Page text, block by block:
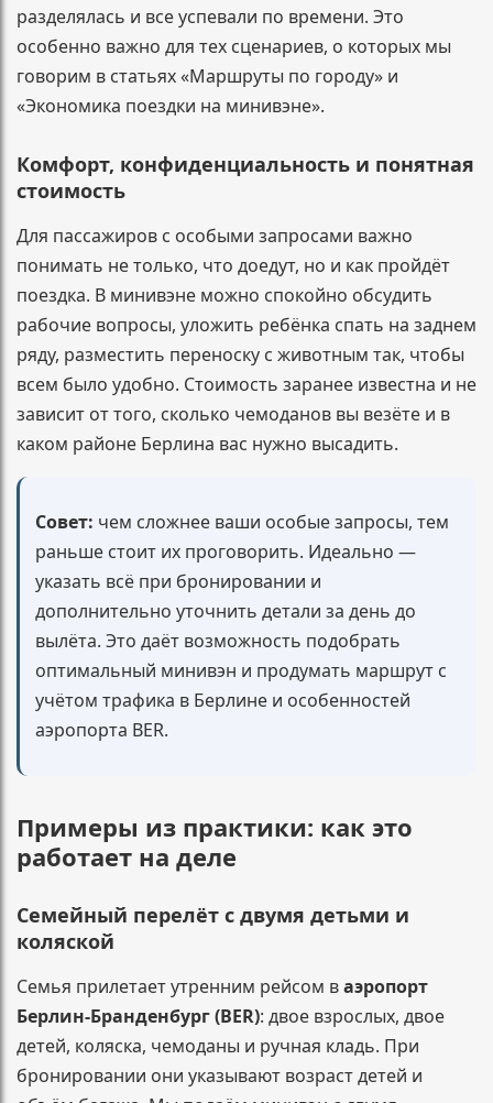
разделялась и все успевали по времени. Это
особенно важно для тех сценариев, о которых мы
говорим в статьях «Маршруты по городу» и
«Экономика поездки на минивэне».
Комфорт, конфиденциальность и понятная
стоимость
Для пассажиров с особыми запросами важно
понимать не только, что доедут, но и как пройдёт
поездка. В минивэне можно спокойно обсудить
рабочие вопросы, уложить ребёнка спать на заднем
ряду, разместить переноску с животным так, чтобы
всем было удобно. Стоимость заранее известна и не
зависит от того, сколько чемоданов вы везёте и в
каком районе Берлина вас нужно высадить.
Совет: чем сложнее ваши особые запросы, тем
раньше стоит их проговорить. Идеально —
указать всё при бронировании и
дополнительно уточнить детали за день до
вылёта. Это даёт возможность подобрать
оптимальный минивэн и продумать маршрут с
учётом трафика в Берлине и особенностей
аэропорта BER.
Примеры из практики: как это
работает на деле
Семейный перелёт с двумя детьми и
коляской
Семья прилетает утренним рейсом ваэропорт
Берлин-Бранденбург (BER): двое взрослых, двое
детей, коляска, чемоданы и ручная кладь. При
бронировании они указывают возраст детей и